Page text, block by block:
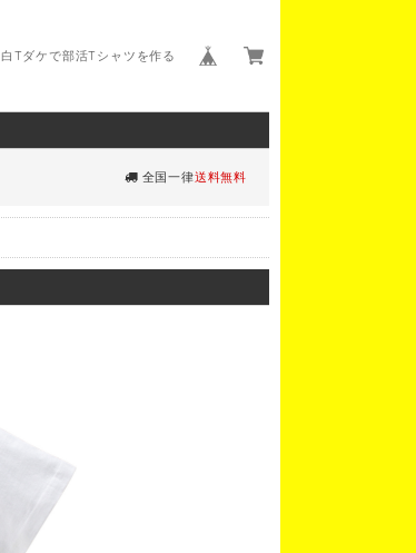
白Tダケで部活Tシャツを作る
全国一律送料無料